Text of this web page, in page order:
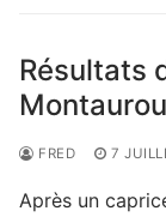
Résultats
FRED 7
Après un